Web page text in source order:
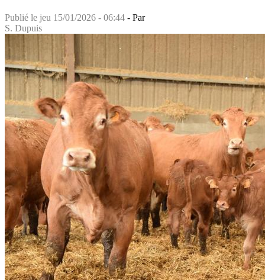
Publié le jeu 15/01/2026 - 06:44 - Par
S. Dupuis